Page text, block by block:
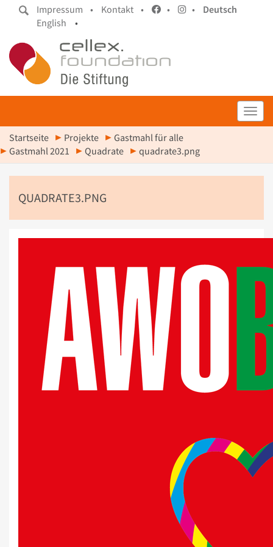
Impressum • Kontakt • • •
Deutsch
English
•
Startseite Projekte
Gastmahl für alle
Gastmahl 2021
Quadrate quadrate3.png
QUADRATE3.PNG